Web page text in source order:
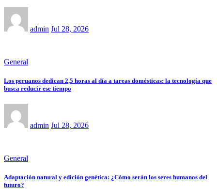
admin Jul 28, 2026
General
Los peruanos dedican 2,5 horas al día a tareas domésticas: la tecnología que
busca reducir ese tiempo
admin Jul 28, 2026
General
Adaptación natural y edición genética: ¿Cómo serán los seres humanos del
futuro?